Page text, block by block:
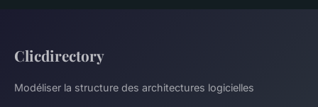
Clicdirectory
Modéliser la structure des architectures logicielles